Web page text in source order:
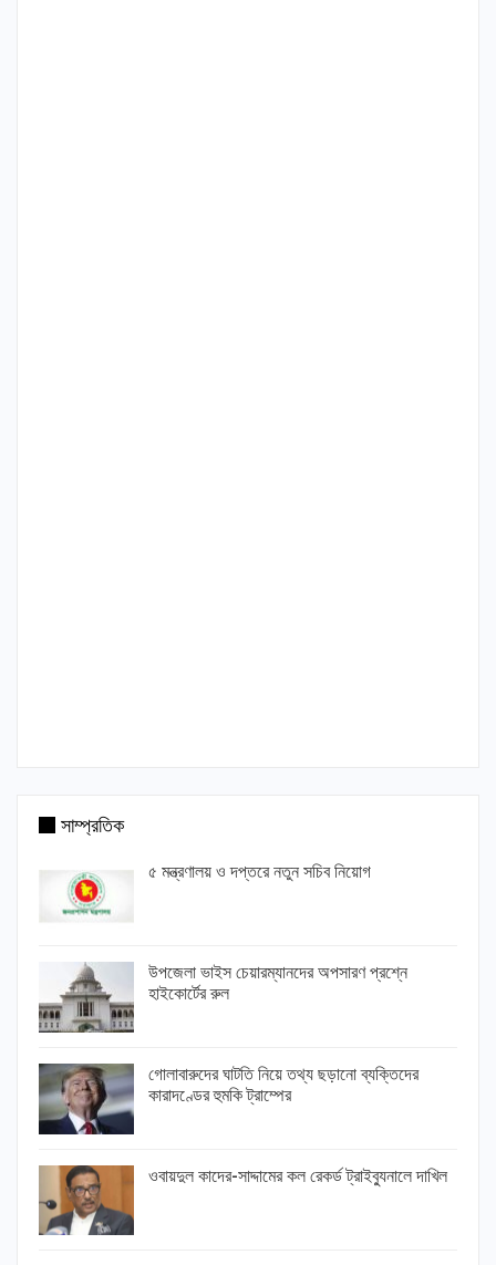
সাম্প্রতিক
৫ মন্ত্রণালয় ও দপ্তরে নতুন সচিব নিয়োগ
উপজেলা ভাইস চেয়ারম্যানদের অপসারণ প্রশ্নে
হাইকোর্টের রুল
গোলাবারুদের ঘাটতি নিয়ে তথ্য ছড়ানো ব্যক্তিদের
কারাদণ্ডের হুমকি ট্রাম্পের
ওবায়দুল কাদের-সাদ্দামের কল রেকর্ড ট্রাইব্যুনালে দাখিল